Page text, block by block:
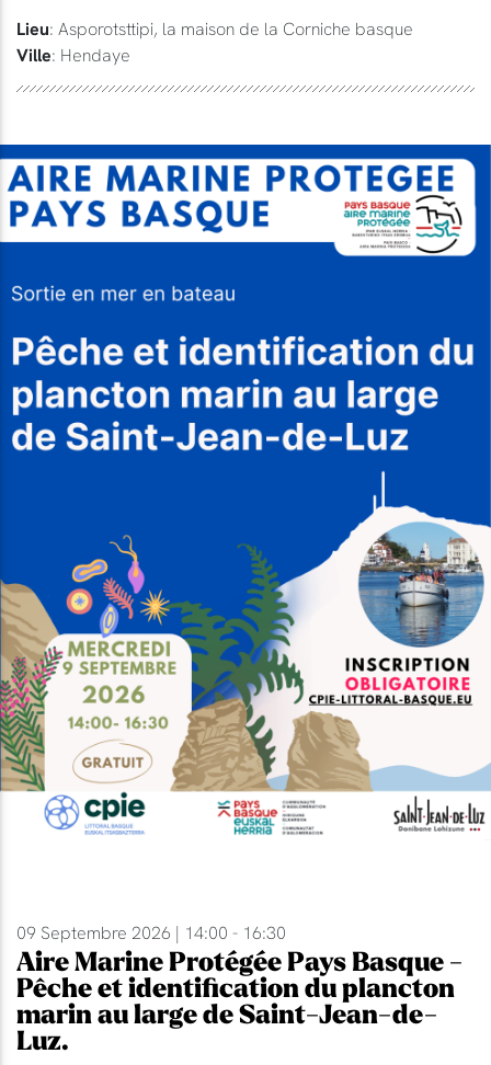
Lieu: Asporotsttipi, la maison de la Corniche basque
Ville: Hendaye
09 Septembre 2026 | 14:00 - 16:30
Aire Marine Protégée Pays Basque -
Pêche et identification du plancton
marin au large de Saint-Jean-de-
Luz.